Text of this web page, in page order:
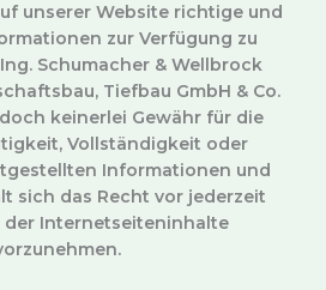
unserer Website richtige und
zur Verfügung zu
Schumacher & Wellbrock
Tiefbau GmbH & Co.
keinerlei Gewähr für die
Vollständigkeit oder
Informationen und
sich das Recht vor jederzeit
Internetseiteninhalte